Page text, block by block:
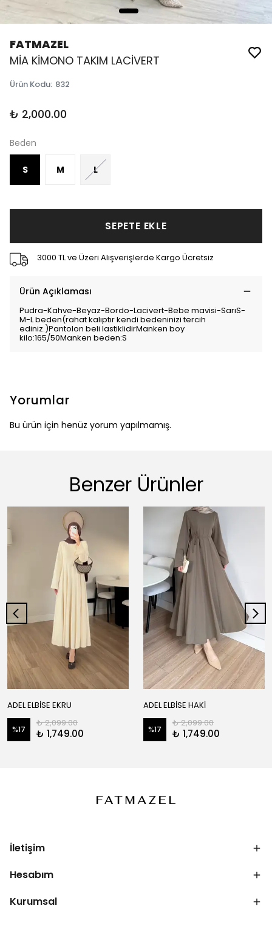
FATMAZEL
MİA KİMONO TAKIM LACİVERT
Ürün Kodu: 832
₺ 2,000.00
Beden
S M L
SEPETE EKLE
3000 TL ve Üzeri Alışverişlerde Kargo Ücretsiz
Ürün Açıklaması
Pudra-Kahve-Beyaz-Bordo-Lacivert-Bebe mavisi-SarıS-
M-L beden(rahat kalıptır kendi bedeninizi tercih
ediniz.)Pantolon beli lastiklidirManken boy
kilo:165/50Manken beden:S
Yorumlar
Bu ürün için henüz yorum yapılmamış.
Benzer Ürünler
ADEL ELBİSE EKRU
%17
₺ 2,099.00
₺ 1,749.00
ADEL ELBİSE HAKİ
%17
₺ 2,099.00
₺ 1,749.00
İletişim
Hesabım
Kurumsal